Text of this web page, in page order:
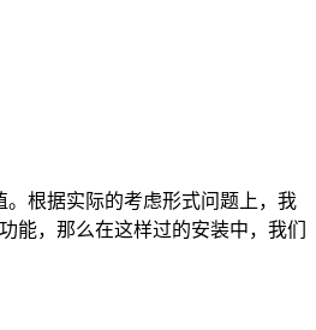
根据实际的考虑形式问题上，我
能，那么在这样过的安装中，我们